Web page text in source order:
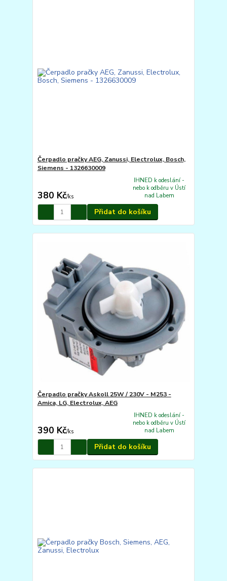
Čerpadlo pračky AEG, Zanussi, Electrolux, Bosch,
Siemens - 1326630009
380 Kč/ks
IHNED k odeslání -
nebo k odběru v Ústí
nad Labem
Přidat do košíku
Čerpadlo pračky Askoll 25W / 230V - M253 -
Amica, LG, Electrolux, AEG
390 Kč/ks
IHNED k odeslání -
nebo k odběru v Ústí
nad Labem
Přidat do košíku